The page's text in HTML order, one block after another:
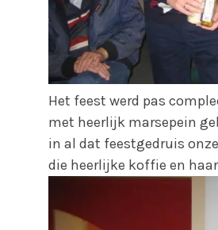
Het feest werd pas
met heerlijk marsepein
in al dat feestgedruis
die heerlijke koffie en